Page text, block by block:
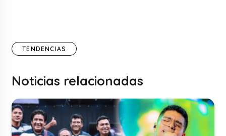
TENDENCIAS
Noticias relacionadas